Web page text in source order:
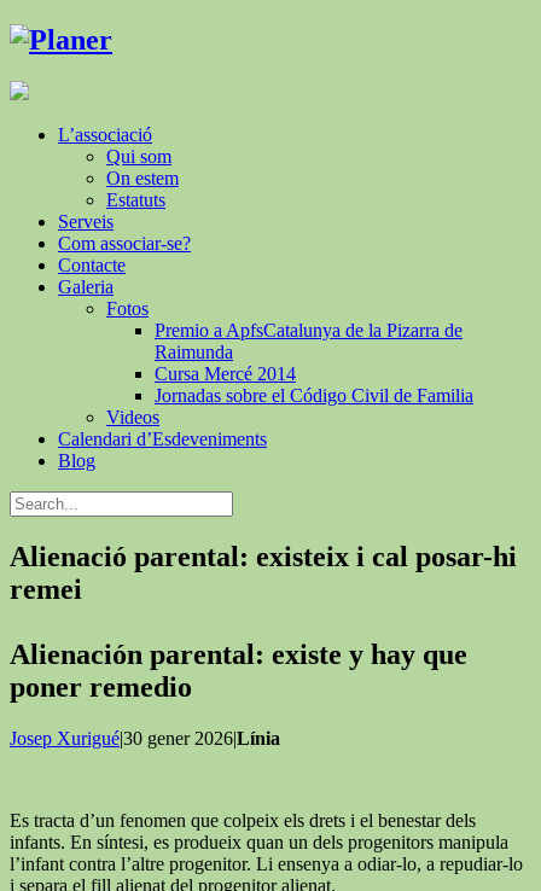
L’associació
Qui som
On estem
Estatuts
Serveis
Com associar-se?
Contacte
Galeria
Fotos
Premio a ApfsCatalunya de la Pizarra de
Raimunda
Cursa Mercé 2014
Jornadas sobre el Código Civil de Familia
Videos
Calendari d’Esdeveniments
Blog
Alienació parental: existeix i cal posar-hi
remei
Alienación parental: existe y hay que
poner remedio
Josep Xurigué|30 gener 2026|Línia
Es tracta d’un fenomen que colpeix els drets i el benestar dels
infants. En síntesi, es produeix quan un dels progenitors manipula
l’infant contra l’altre progenitor. Li ensenya a odiar-lo, a repudiar-lo
i separa el fill alienat del progenitor alienat.